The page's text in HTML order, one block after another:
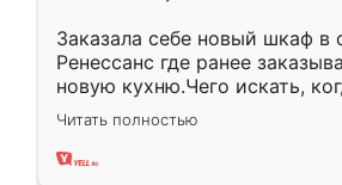
Заказала себе новый шкаф в
Ренессанс где ранее
новую кухню.Чего искать,
вполне довольна. Служит
два года, нареканий нет.
Читать полностью